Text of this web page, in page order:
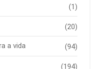
(1)
(20)
a vida (94)
(194)